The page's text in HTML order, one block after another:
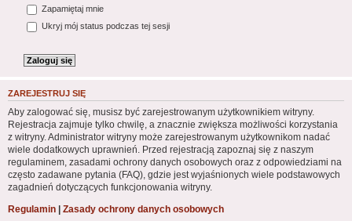
Zapamiętaj mnie
Ukryj mój status podczas tej sesji
ZAREJESTRUJ SIĘ
Aby zalogować się, musisz być zarejestrowanym użytkownikiem witryny.
Rejestracja zajmuje tylko chwilę, a znacznie zwiększa możliwości korzystania
z witryny. Administrator witryny może zarejestrowanym użytkownikom nadać
wiele dodatkowych uprawnień. Przed rejestracją zapoznaj się z naszym
regulaminem, zasadami ochrony danych osobowych oraz z odpowiedziami na
często zadawane pytania (FAQ), gdzie jest wyjaśnionych wiele podstawowych
zagadnień dotyczących funkcjonowania witryny.
Regulamin | Zasady ochrony danych osobowych